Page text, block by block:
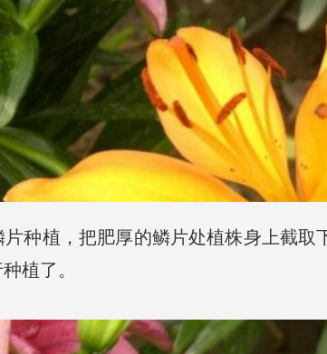
种植，把肥厚的鳞片处植株身上截
植了。